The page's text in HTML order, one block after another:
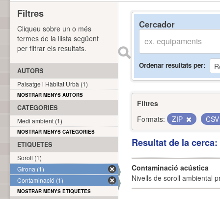
Cercador
Ordenar resultats per
Filtres
Formats:
ZIP
Resultat de la
Contaminació acústica
Nivells de soroll ambiental
Filtres
Cliqueu sobre un o més
termes de la llista següent
per filtrar els resultats.
AUTORS
Paisatge i Hàbitat Urbà (1)
MOSTRAR MENYS AUTORS
CATEGORIES
Medi ambient (1)
MOSTRAR MENYS CATEGORIES
ETIQUETES
Soroll (1)
Girona (1)
Contaminació (1)
MOSTRAR MENYS ETIQUETES